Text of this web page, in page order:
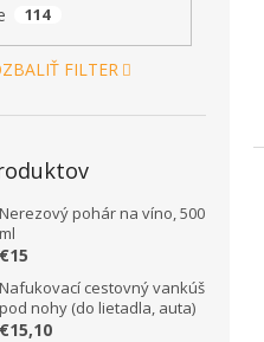
114
FILTER
Nerezový pohár na víno, 500
ml
€15
Nafukovací cestovný vankúš
pod nohy (do lietadla, auta)
€15,10